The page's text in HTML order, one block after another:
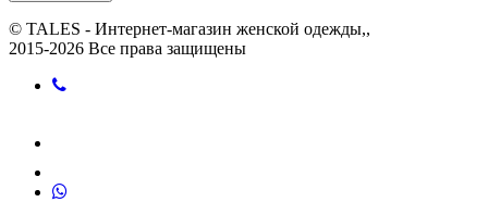
© TALES - Интернет-магазин женской одежды,,
2015-2026 Все права защищены